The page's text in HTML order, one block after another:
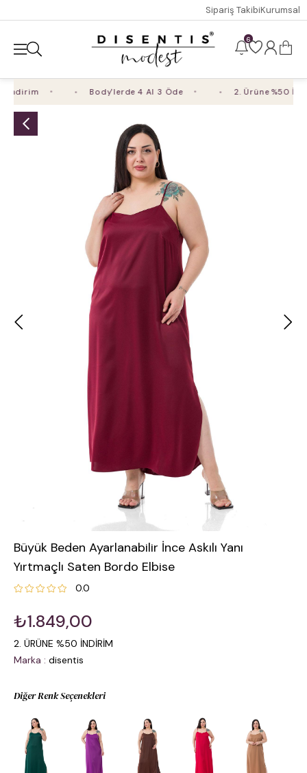
Sipariş TakibiKurumsal
6
Body'lerde 4 Al 3 Öde 2. Ürüne %50
Büyük Beden Ayarlanabilir İnce Askılı Yanı
Yırtmaçlı Saten Bordo Elbise
0.0
₺1.849,00
2. ÜRÜNE %50 İNDİRİM
Marka : disentis
Diğer Renk Seçenekleri